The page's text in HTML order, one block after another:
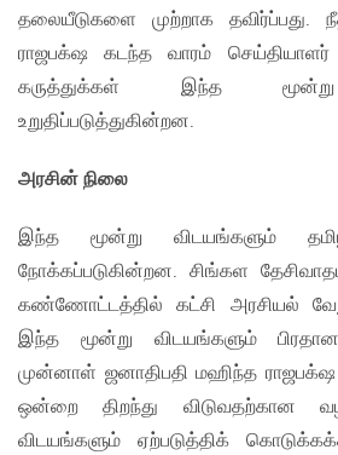
தலையீடுகளை முற்றாக தவிர்ப்பது.
ராஜபக்‌ஷ கடந்த வாரம் செய்தியாளர்
கருத்துக்கள் இந்த மூன்று
உறுதிப்படுத்துகின்றன.
அரசின் நிலை
இந்த மூன்று விடயங்களும்
நோக்கப்படுகின்றன. சிங்கள
கண்ணோட்டத்தில் கட்சி அரசியல்
இந்த மூன்று விடயங்களும்
முன்னாள் ஜனாதிபதி மஹிந்த ராஜபக்‌ஷ
ஒன்றை திறந்து விடுவதற்கான
விடயங்களும் ஏற்படுத்திக்